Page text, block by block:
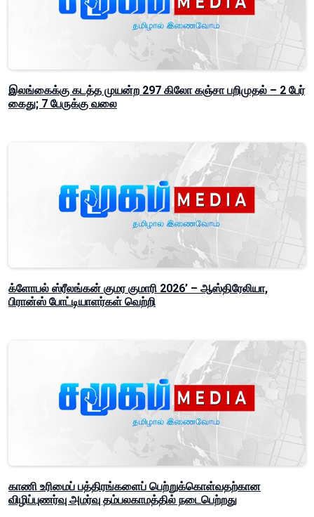
இலங்கைக்கு கடத்த முயன்ற 297 கிலோ கஞ்சா பறிமுதல் – 2 பேர்
கைது; 7 பேருக்கு வலை
க்ளோபல் ஸ்ரீலங்கன் குமர குமாரி 2026’ – ஆஸ்திரேலியா,
பிரான்ஸ் போட்டியாளர்கள் வெற்றி
காணி உரிமைப் பத்திரங்களைப் பெற்றுக்கொள்வதற்கான
விழிப்புணர்வு அமர்வு தம்பலகாமத்தில் நடைபெற்றது